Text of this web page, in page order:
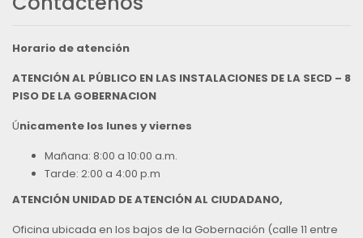
Horario de atención
ATENCIÓN AL PÚBLICO EN LAS INSTALACIONES DE LA SECD – 8
PISO DE LA GOBERNACION
Únicamente los lunes y viernes
Mañana: 8:00 a 10:00 a.m.
Tarde: 2:00 a 4:00 p.m
ATENCIÓN UNIDAD DE ATENCIÓN AL CIUDADANO,
Oficina ubicada en los bajos de la Gobernación (calle 11 entre